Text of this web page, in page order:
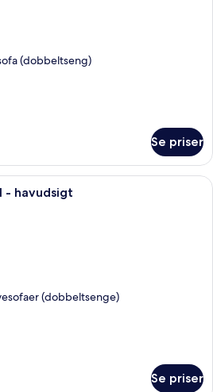
(dobbeltseng)
Se priser
Et moderne hotelværelse med en
- havudsigt
(dobbeltsenge)
Se priser